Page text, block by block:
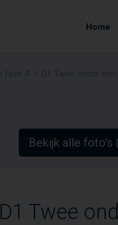
Home
Bekijk alle foto's
D1 Twee